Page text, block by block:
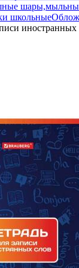
школьные